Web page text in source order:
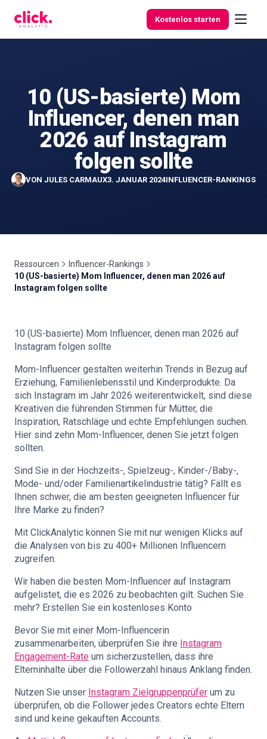
Kostenlos starten
Funktionen
Kostenlose
Tools
🇩🇪
10 (US-basierte) Mom
Influencer, denen man
2026 auf Instagram
folgen sollte
VON JULES CARMAUX3. JANUAR 2024INFLUENCER-RANKINGS
Ressourcen
Influencer-Rankings
10 (US-basierte) Mom Influencer, denen man 2026 auf
Instagram folgen sollte
10 (US-basierte) Mom Influencer, denen man 2026 auf
Instagram folgen sollte
Mom-Influencer gestalten weiterhin Trends in Bezug auf
Erziehung, Familienlebensstil und Kinderprodukte. Da
sich Instagram im Jahr 2026 weiterentwickelt, sind diese
Kreativen die führenden Stimmen für Mütter, die
Inspiration, Ratschläge und echte Empfehlungen suchen.
Hier sind zehn Mom-Influencer, denen Sie jetzt folgen
sollten.
Sind Sie in der Hochzeits-, Spielzeug-, Kinder-/Baby-,
Mode- und/oder Familienartikelindustrie tätig? Fällt es
Ihnen schwer, die am besten geeigneten Influencer für
Ihre Marke zu finden?
Mit ClickAnalytic können Sie mit nur wenigen Klicks auf
die Analysen von bis zu 400+ Millionen Influencern
zugreifen.
Wir haben die besten Mom-Influencer auf Instagram
aufgelistet, die es 2026 zu beobachten gilt. Suchen Sie
mehr? Erstellen Sie ein kostenloses Konto
Bevor Sie mit einer Mom-Influencerin
zusammenarbeiten, überprüfen Sie ihre Instagram
Engagement-Rate um sicherzustellen, dass ihre
Elterninhalte über die Followerzahl hinaus Anklang finden.
Nutzen Sie unser Instagram Zielgruppenprüfer um zu
überprüfen, ob die Follower jedes Creators echte Eltern
sind und keine gekauften Accounts.